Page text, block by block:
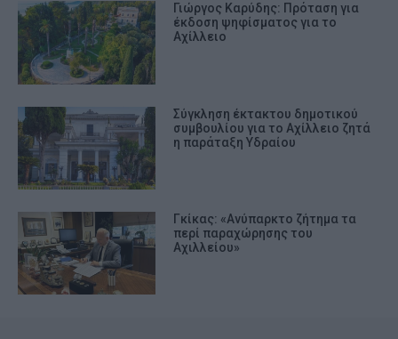
Γιώργος Καρύδης: Πρόταση για
έκδοση ψηφίσματος για το
Αχίλλειο
Σύγκληση έκτακτου δημοτικού
συμβουλίου για το Αχίλλειο ζητά
η παράταξη Υδραίου
Γκίκας: «Ανύπαρκτο ζήτημα τα
περί παραχώρησης του
Αχιλλείου»